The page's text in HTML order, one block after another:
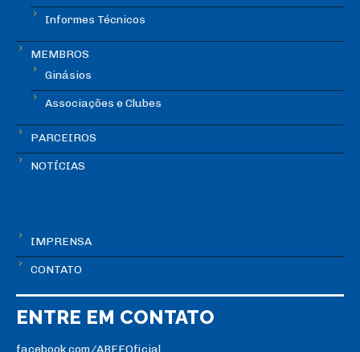
Informes Técnicos
MEMBROS
Ginásios
Associações e Clubes
PARCEIROS
NOTÍCIAS
IMPRENSA
CONTATO
ENTRE EM CONTATO
facebook.com/ABEEOficial